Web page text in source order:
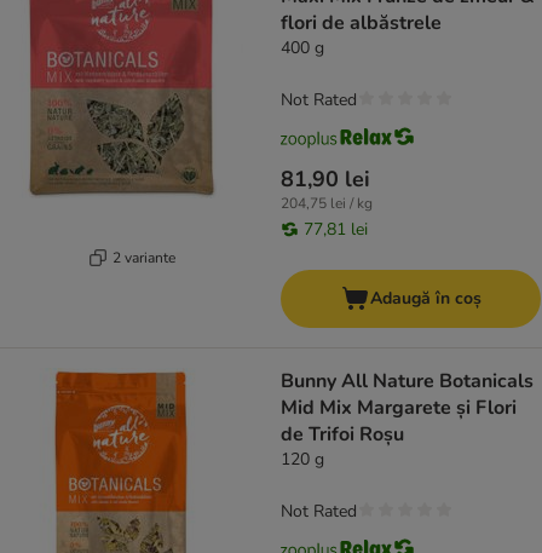
2 variante
flori de albăstrele
400 g
81,90 lei
204,75 lei / kg
77,81 lei
Not Rated
Adaugă în coș
Bunny All Nature Botanicals
Mid Mix Margarete și Flori
de Trifoi Roșu
120 g
Not Rated